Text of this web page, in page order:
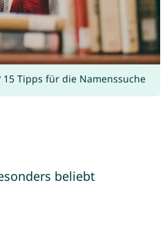
Tipps für die Namenssuche
beliebt